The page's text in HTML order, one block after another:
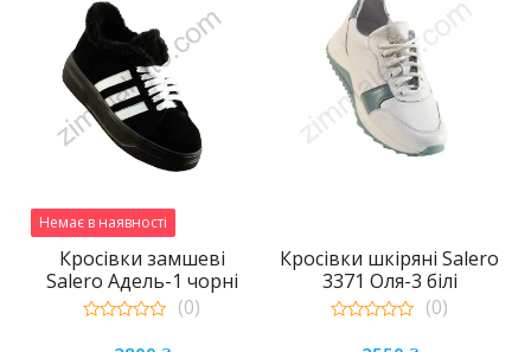
Немає в наявності
Кросівки замшеві
Salero Адель-1 чорні
(0)
Кросівки шкіряні Salero
3371 Оля-3 білі
(0)